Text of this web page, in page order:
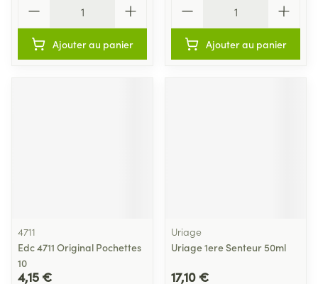
Ajouter au panier Ajouter au panier
4711
Edc 4711 Original Pochettes
10
4,15 €
Uriage
Uriage 1ere Senteur 50ml
17,10 €